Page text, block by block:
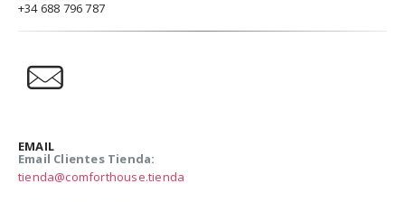
+34 688 796 787
EMAIL
Email Clientes Tienda:
tienda@comforthouse.tienda